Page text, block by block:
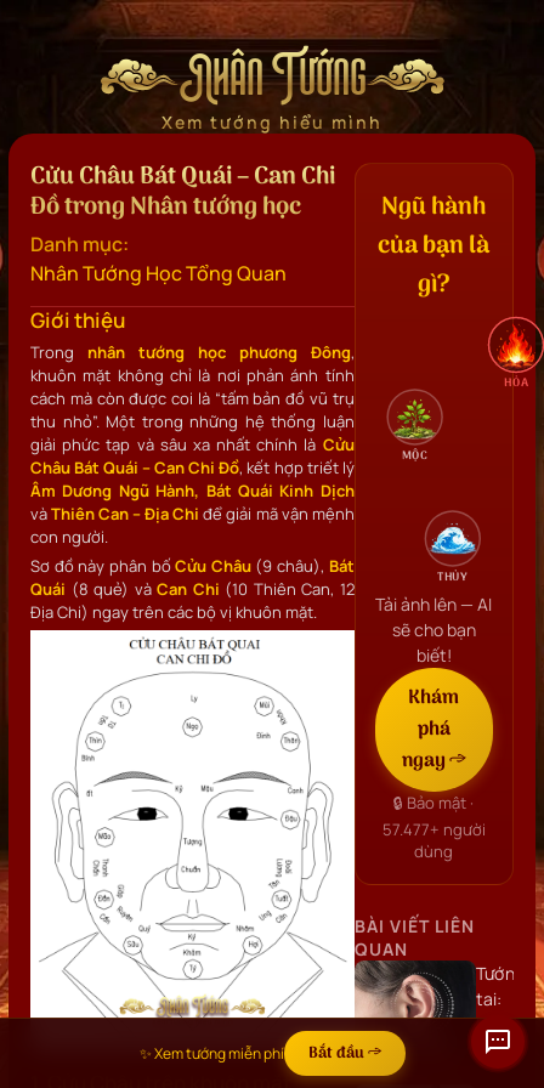
Nhân Tướng
Xem tướng hiểu mình
Cửu Châu Bát Quái – Can Chi
Đồ trong Nhân tướng học
Danh mục:
Nhân Tướng Học Tổng Quan
Giới thiệu
Trong nhân tướng học phương Đông,
khuôn mặt không chỉ là nơi phản ánh tính
cách mà còn được coi là “tấm bản đồ vũ trụ
thu nhỏ”. Một trong những hệ thống luận
giải phức tạp và sâu xa nhất chính là Cửu
Châu Bát Quái – Can Chi Đồ, kết hợp triết lý
Âm Dương Ngũ Hành, Bát Quái Kinh Dịch
vàThiên Can – Địa Chi để giải mã vận mệnh
con người.
Sơ đồ này phân bốCửu Châu(9 châu), Bát
Quái (8 quẻ) vàCan Chi (10 Thiên Can, 12
Địa Chi) ngay trên các bộ vị khuôn mặt.
Ngũ hành
của bạn là
gì?
HỎA
THỦY
MỘC
Tải ảnh lên — AI
sẽ cho bạn
biết!
Khám
phá
ngay →
🔒 Bảo mật ·
57.477+ người
dùng
BÀI VIẾT LIÊN
QUAN
Tướng
tai:
Hình
dáng,
vị trí,
✨ Xem tướng miễn phí Bắt đầu →